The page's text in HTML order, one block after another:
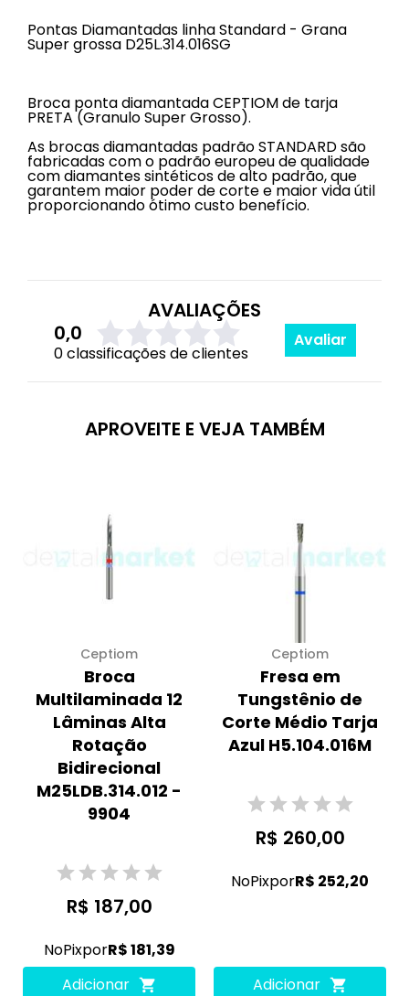
Pontas Diamantadas linha Standard - Grana
Super grossa D25L.314.016SG
Broca ponta diamantada CEPTIOM de tarja
PRETA (Granulo Super Grosso).
As brocas diamantadas padrão STANDARD são
fabricadas com o padrão europeu de qualidade
com diamantes sintéticos de alto padrão, que
garantem maior poder de corte e maior vida útil
proporcionando ótimo custo benefício.
AVALIAÇÕES
0,0
0 classificações de clientes
Avaliar
APROVEITE E VEJA TAMBÉM
Ceptiom
Broca
Multilaminada 12
Lâminas Alta
Rotação
Bidirecional
M25LDB.314.012 -
9904
R$ 187,00
NoPixporR$ 181,39
Adicionar
Ceptiom
Fresa em
Tungstênio de
Corte Médio Tarja
Azul H5.104.016M
R$ 260,00
NoPixporR$ 252,20
Adicionar